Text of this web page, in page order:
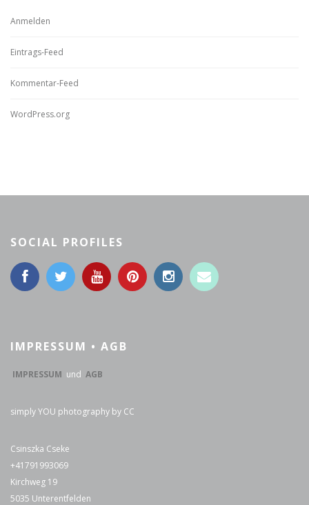
Anmelden
Eintrags-Feed
Kommentar-Feed
WordPress.org
SOCIAL PROFILES
IMPRESSUM • AGB
IMPRESSUM und AGB
simply YOU photography by CC
Csinszka Cseke
+41791993069
Kirchweg 19
5035 Unterentfelden